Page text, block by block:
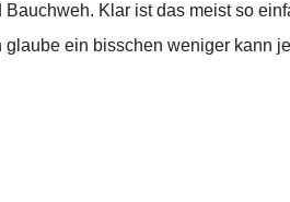
Klar ist das meist so
ein bisschen weniger kann